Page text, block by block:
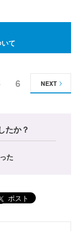
て
6 NEXT
たか？
た
ポスト